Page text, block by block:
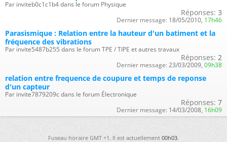
Par inviteb0c1c1b4 dans le forum Physique
Réponses: 3
Dernier message: 18/05/2010, 17h46
Parasismique : Relation entre la hauteur d'un batiment et la
fréquence des vibrations
Par invite5487b255 dans le forum TPE / TIPE et autres travaux
Réponses: 2
Dernier message: 23/03/2009, 09h38
relation entre frequence de coupure et temps de reponse
d'un capteur
Par invite7879209c dans le forum Électronique
Réponses: 7
Dernier message: 14/03/2008, 16h09
Fuseau horaire GMT +1. Il est actuellement00h03.